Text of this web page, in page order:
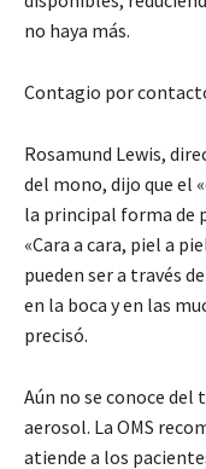
no haya más.
Contagio por
Rosamund Lewis,
del mono, dijo que el
la principal forma de
«Cara a cara, piel a
pueden ser a través
en la boca y en las
precisó.
Aún no se conoce
aerosol. La OMS
atiende a los